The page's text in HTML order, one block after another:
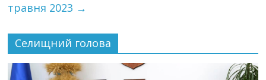
травня 2023 →
Селищний голова